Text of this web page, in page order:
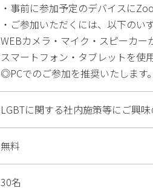
・事前に参加予定のデバイスに
・ご参加いただくには、以下のい
WEBカメラ・マイク・スピーカ
スマートフォン・タブレットを使
◎PCでのご参加を推奨いたします。
LGBTに関する社内施策等にご興
無料
30名